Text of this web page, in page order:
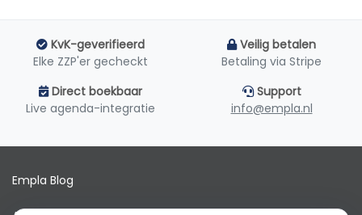
KvK-geverifieerd
Elke ZZP'er gecheckt
Veilig betalen
Betaling via Stripe
Direct boekbaar
Live agenda-integratie
Support
info@empla.nl
Empla Blog